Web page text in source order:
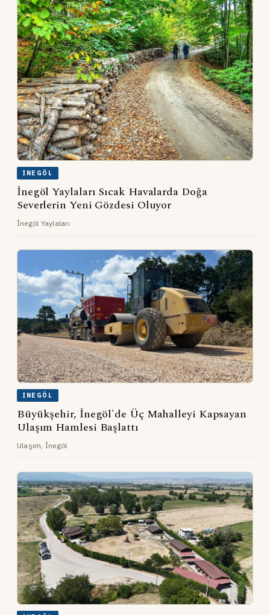
İNEGÖL
İnegöl Yaylaları Sıcak Havalarda Doğa
Severlerin Yeni Gözdesi Oluyor
İnegöl Yaylaları
İNEGÖL
Büyükşehir, İnegöl'de Üç Mahalleyi Kapsayan
Ulaşım Hamlesi Başlattı
Ulaşım, İnegöl